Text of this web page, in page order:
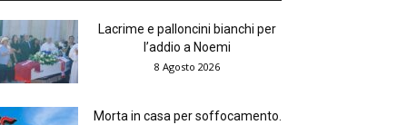
Lacrime e palloncini bianchi per
l’addio a Noemi
8 Agosto 2026
Morta in casa per soffocamento.